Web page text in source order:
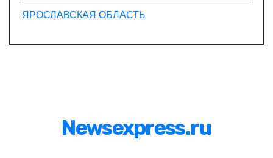
ЯРОСЛАВСКАЯ ОБЛАСТЬ
Newsexpress.ru